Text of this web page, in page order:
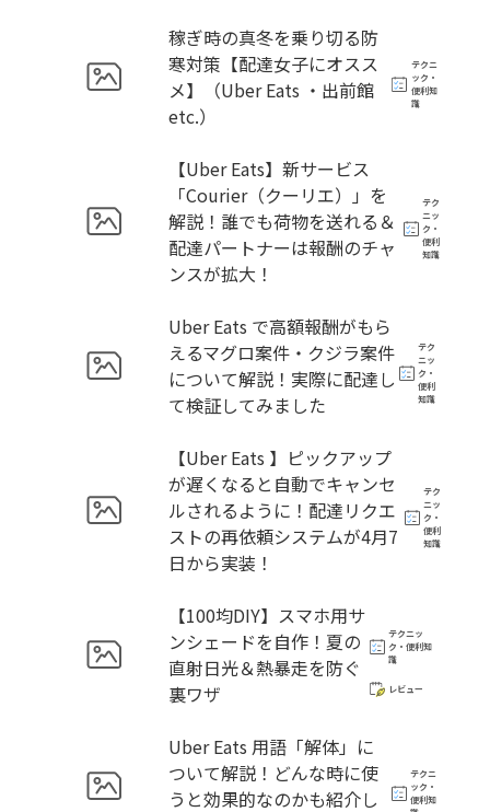
稼ぎ時の真冬を乗り切る防
寒対策【配達女子にオスス
メ】（Uber Eats ・出前館
etc.）
テクニ
ック・
便利知
識
【Uber Eats】新サービス
「Courier（クーリエ）」を
解説！誰でも荷物を送れる＆
配達パートナーは報酬のチャ
ンスが拡大！
テク
ニッ
ク・
便利
知識
Uber Eats で高額報酬がもら
えるマグロ案件・クジラ案件
について解説！実際に配達し
て検証してみました
テク
ニッ
ク・
便利
知識
【Uber Eats 】ピックアップ
が遅くなると自動でキャンセ
ルされるように！配達リクエ
ストの再依頼システムが4月7
日から実装！
テク
ニッ
ク・
便利
知識
【100均DIY】スマホ用サ
ンシェードを自作！夏の
直射日光＆熱暴走を防ぐ
裏ワザ
テクニッ
ク・便利知
識
レビュー
Uber Eats 用語「解体」に
ついて解説！どんな時に使
うと効果的なのかも紹介し
テクニ
ック・
便利知